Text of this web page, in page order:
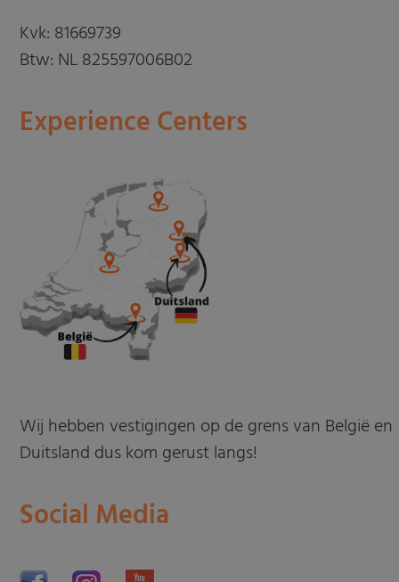
Kvk: 81669739
Btw: NL 825597006B02
Experience Centers
Wij hebben vestigingen op de grens van België en
Duitsland dus kom gerust langs!
Social Media